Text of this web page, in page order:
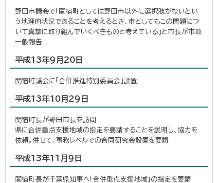
野田市議会で「関宿町としては野田市以外に選択肢がないとい
う地理的状況であることを考えるとき、市としてもこの問題につ
いて真摯に取り組んでいくべきものと考えている」と市長が市政
一般報告
平成13年9月20日
関宿町議会に「合併推進特別委員会」設置
平成13年10月29日
関宿町長が野田市長を訪問
県に合併重点支援地域の指定を要請することを説明し、協力を
依頼。併せて、事務レベルでの合同研究会設置を要請
平成13年11月9日
関宿町長が千葉県知事へ「合併重点支援地域」の指定を要請